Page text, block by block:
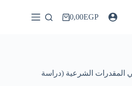
عربة0,00EGP
المقدرات الشرعية (دراسة